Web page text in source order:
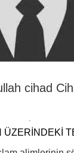
cihad